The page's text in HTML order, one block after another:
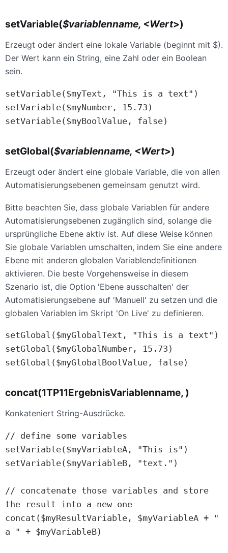
setVariable($variablenname, <Wert>)
Erzeugt oder ändert eine lokale Variable (beginnt mit $).
Der Wert kann ein String, eine Zahl oder ein Boolean
sein.
setVariable($myText, "This is a text")
setVariable($myNumber, 15.73)
setVariable($myBoolValue, false)
setGlobal($variablenname, <Wert>)
Erzeugt oder ändert eine globale Variable, die von allen
Automatisierungsebenen gemeinsam genutzt wird.
Bitte beachten Sie, dass globale Variablen für andere
Automatisierungsebenen zugänglich sind, solange die
ursprüngliche Ebene aktiv ist. Auf diese Weise können
Sie globale Variablen umschalten, indem Sie eine andere
Ebene mit anderen globalen Variablendefinitionen
aktivieren. Die beste Vorgehensweise in diesem
Szenario ist, die Option 'Ebene ausschalten' der
Automatisierungsebene auf 'Manuell' zu setzen und die
globalen Variablen im Skript 'On Live' zu definieren.
setGlobal($myGlobalText, "This is a text")
setGlobal($myGlobalNumber, 15.73)
setGlobal($myGlobalBoolValue, false)
concat(1TP11ErgebnisVariablenname, )
Konkateniert String-Ausdrücke.
// define some variables
setVariable($myVariableA, "This is")
setVariable($myVariableB, "text.")
// concatenate those variables and store
the result into a new one
concat($myResultVariable, $myVariableA + "
a " + $myVariableB)